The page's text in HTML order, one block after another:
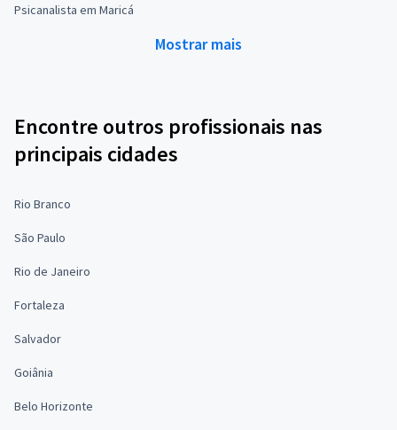
Psicanalista em Maricá
Mostrar mais
Encontre outros profissionais nas
principais cidades
Rio Branco
São Paulo
Rio de Janeiro
Fortaleza
Salvador
Goiânia
Belo Horizonte